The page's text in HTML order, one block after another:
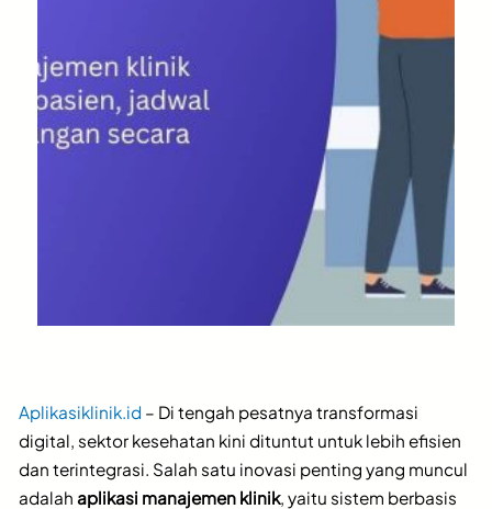
Aplikasiklinik.id – Di tengah pesatnya transformasi
digital, sektor kesehatan kini dituntut untuk lebih efisien
dan terintegrasi. Salah satu inovasi penting yang muncul
adalahaplikasi manajemen klinik, yaitu sistem berbasis